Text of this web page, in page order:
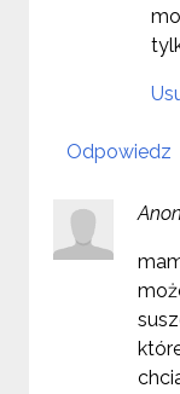
Odpowiedz